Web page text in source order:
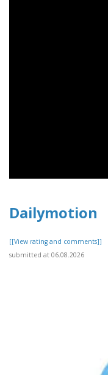
Dailymotion
[[View rating and comments]]
submitted at 06.08.2026